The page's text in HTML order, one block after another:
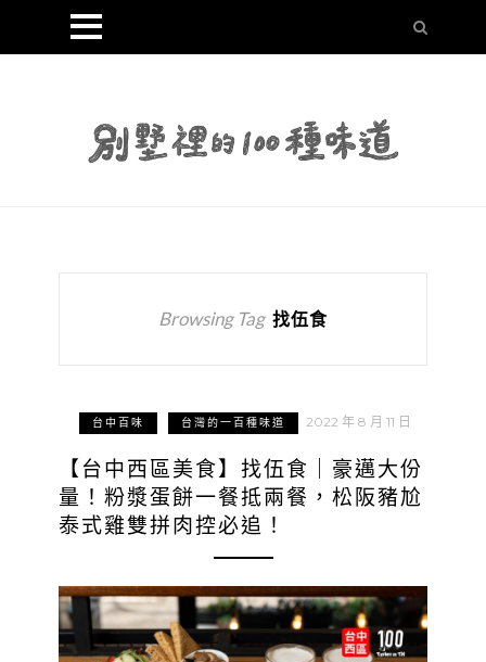
Browsing Tag 找伍食
台中百味 台灣的一百種味道 2022 年 8 月 11 日
【台中西區美食】找伍食｜豪邁大份
量！粉漿蛋餅一餐抵兩餐，松阪豬尬
泰式雞雙拼肉控必追！